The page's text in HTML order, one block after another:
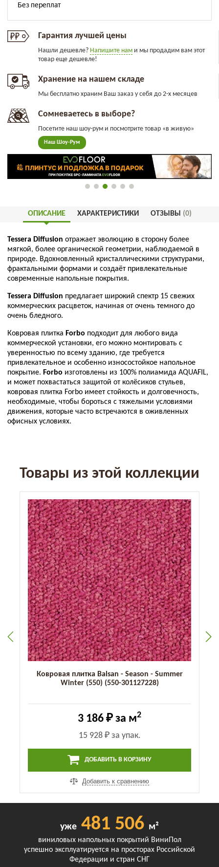
Гарантия лучшей цены
Нашли дешевле? Напишите нам и мы продадим вам этот
товар еще дешевле!
Хранение на нашем складе
Мы бесплатно храним Ваш заказ у себя до 2-х месяцев
Сомневаетесь в выборе?
Посетите наш шоу-рум и посмотрите товар «в живую»
Наш Шоу-Рум
ОПИСАНИЕ ХАРАКТЕРИСТИКИ ОТЗЫВЫ (0)
Tessera Diffusion отражает эволюцию в сторону более
мягкой, более органической геометрии, наблюдаемой в
природе. Вдохновленный кристаллическими структурами,
фрактальными формами и создаёт привлекательные
современные напольные покрытия.
Tessera Diffusion предлагает широкий спектр 15 свежих
коммерческих расцветок, начиная от очень темного до
очень бледного.
Ковровая плитка Forbo подходит для любого вида
коммерческой установки, его можно монтировать с
уверенностью по всему зданию, где требуется
привлекательное и особенно износостойкое напольное
покрытие. Forbo изготовлены из 100% полиамида AQUAFIL,
и может похвастаться защитой от колёсиков стульев,
ковровая плитка Forbo имеет стойкость и долговечность,
необходимые, чтобы бороться с тяжелыми условиями
движения, которые часто встречаются в оживленных
офисных условиях.
Товары из этой коллекции
Ковровая плитка Balsan - Season - Summer
Winter (550) (550-301127228)
3 186 ₽ за м2
15 928 ₽за упак.
ДОБАВИТЬ В КОРЗИНУ
Добавить к сравнению
уже 481 506 м²
виниловых напольных покрытий ВиниПол
успешно эксплуатируется на просторах Российской
Федерации и стран СНГ